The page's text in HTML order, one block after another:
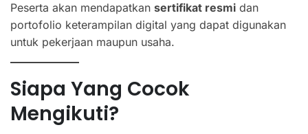
Peserta akan mendapatkan sertifikat resmi dan
portofolio keterampilan digital yang dapat digunakan
untuk pekerjaan maupun usaha.
Siapa Yang Cocok
Mengikuti?